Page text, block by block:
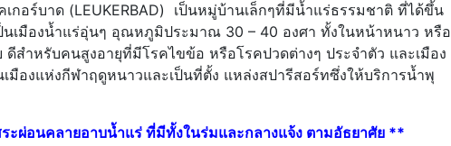
เกอร์บาด (LEUKERBAD) เป็นหมู่บ้านเล็กๆที่มีน้ำแร่ธรรมชาติ ที่ได้ขึ้น
ป็นเมืองน้ำแร่อุ่นๆ อุณหภูมิประมาณ 30 – 40 องศา ทั้งในหน้าหนาว หรือ
สำหรับคนสูงอายุที่มีโรคไขข้อ หรือโรคปวดต่างๆ ประจำตัว และเมือง
มืองแห่งกีฬาฤดูหนาวและเป็นที่ตั้ง แหล่งสปารีสอร์ทซึ่งให้บริการน้ำพุ
ผ่อนคลายอาบน้ำแร่ ที่มีทั้งในร่มและกลางแจ้ง ตามอัธยาศัย **